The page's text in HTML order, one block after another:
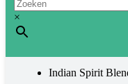
×
Indian Spirit